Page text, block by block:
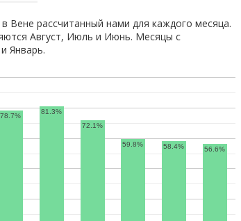
рассчитанный нами для каждого месяца.
Август, Июль и Июнь. Месяцы с
Январь.
78.7%
81.3%
72.1%
59.8% 58.4% 56.6%